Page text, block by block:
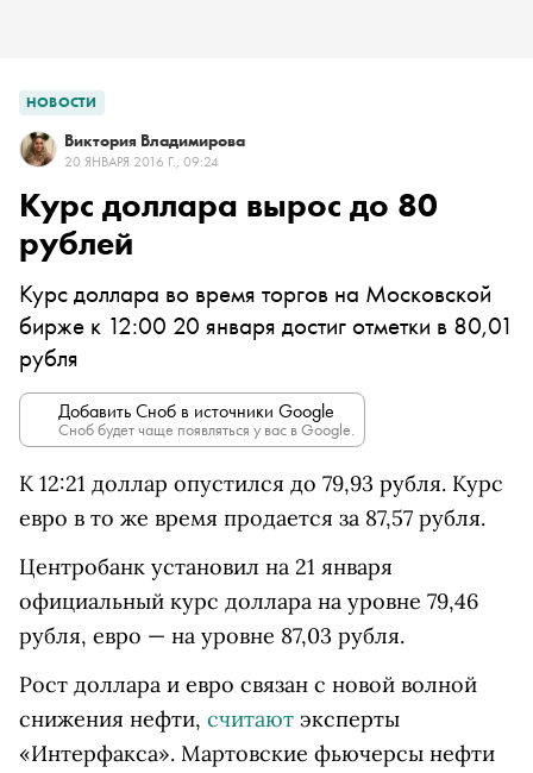
НОВОСТИ
Виктория Владимирова
20 ЯНВАРЯ 2016 Г., 09:24
Курс доллара вырос до 80
рублей
Курс доллара во время торгов на Московской
бирже к 12:00 20 января достиг отметки в 80,01
рубля
Добавить Сноб в источники Google
Сноб будет чаще появляться у вас в Google.
К 12:21 доллар опустился до 79,93 рубля. Курс
евро в то же время продается за 87,57 рубля.
Центробанк установил на 21 января
официальный курс доллара на уровне 79,46
рубля, евро — на уровне 87,03 рубля.
Рост доллара и евро связан с новой волной
снижения нефти, считают эксперты
«Интерфакса». Мартовские фьючерсы нефти